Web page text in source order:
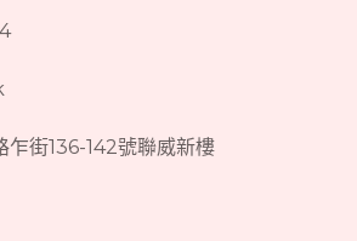
乍街136-142號聯威新樓